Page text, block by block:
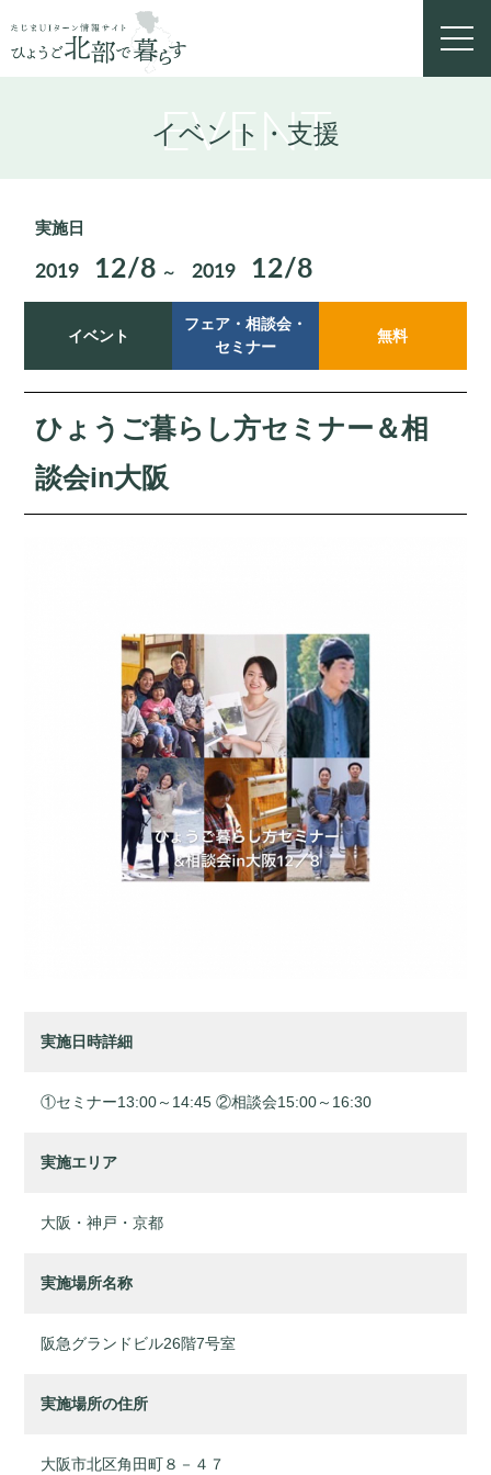
EVENT
イベント・支援
実施日
2019 12/8 ～ 2019 12/8
イベント
フェア・相談会・
セミナー
無料
ひょうご暮らし方セミナー＆相
談会in大阪
実施日時詳細
①セミナー13:00～14:45 ②相談会15:00～16:30
実施エリア
大阪・神戸・京都
実施場所名称
阪急グランドビル26階7号室
実施場所の住所
大阪市北区角田町８－４７